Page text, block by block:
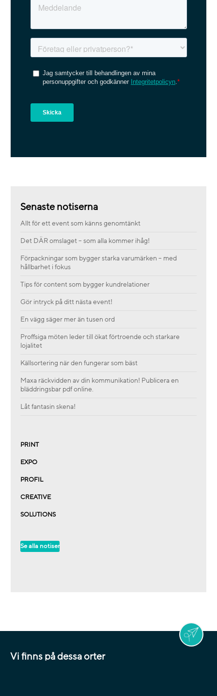
Senaste notiserna
Allt för ett event som känns genomtänkt
Det DÄR omslaget – som alla kommer ihåg!
Förpackningar som bygger starka varumärken – med
hållbarhet i fokus
Tips för content som bygger kundrelationer
Gör intryck på ditt nästa event!
En vägg säger mer än tusen ord
Proffsiga möten leder till ökat förtroende och starkare
lojalitet
Källsortering när den fungerar som bäst
Maxa räckvidden av din kommunikation! Publicera en
bläddringsbar pdf online.
Låt fantasin skena!
PRINT
EXPO
PROFIL
CREATIVE
SOLUTIONS
Se alla notiser
Vi finns på dessa orter